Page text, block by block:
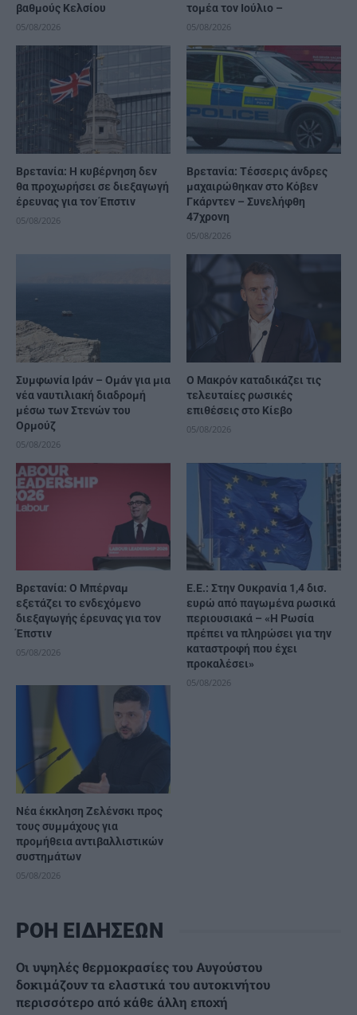
βαθμούς Κελσίου
05/08/2026
τομέα τον Ιούλιο –
05/08/2026
Βρετανία: Η κυβέρνηση δεν
θα προχωρήσει σε διεξαγωγή
έρευνας για τον Έπστιν
05/08/2026
Βρετανία: Τέσσερις άνδρες
μαχαιρώθηκαν στο Κόβεν
Γκάρντεν – Συνελήφθη
47χρονη
05/08/2026
Συμφωνία Ιράν – Ομάν για μια
νέα ναυτιλιακή διαδρομή
μέσω των Στενών του
Ορμούζ
05/08/2026
Ο Μακρόν καταδικάζει τις
τελευταίες ρωσικές
επιθέσεις στο Κίεβο
05/08/2026
Βρετανία: Ο Μπέρναμ
εξετάζει το ενδεχόμενο
διεξαγωγής έρευνας για τον
Έπστιν
05/08/2026
Ε.Ε.: Στην Ουκρανία 1,4 δισ.
ευρώ από παγωμένα ρωσικά
περιουσιακά – «Η Ρωσία
πρέπει να πληρώσει για την
καταστροφή που έχει
προκαλέσει»
05/08/2026
Νέα έκκληση Ζελένσκι προς
τους συμμάχους για
προμήθεια αντιβαλλιστικών
συστημάτων
05/08/2026
ΡΟΗ ΕΙΔΗΣΕΩΝ
Οι υψηλές θερμοκρασίες του Αυγούστου
δοκιμάζουν τα ελαστικά του αυτοκινήτου
περισσότερο από κάθε άλλη εποχή